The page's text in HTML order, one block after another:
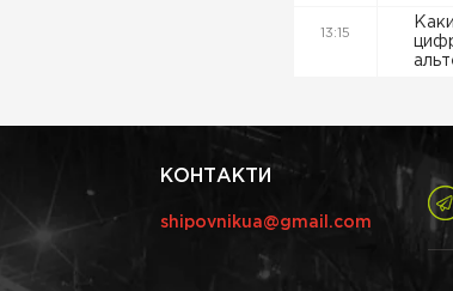
13:15
КОНТАКТИ
shipovnikua@gmail.com